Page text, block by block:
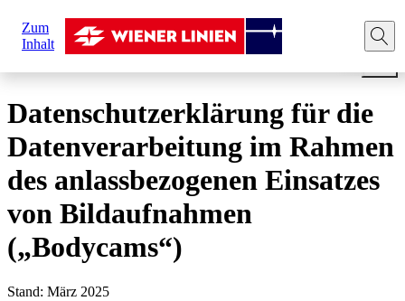
Zum
Inhalt
sind
hier:
Startseite Rechtliche Hinweise Datenschutz
Datenschutzerklärung für die
Datenverarbeitung im Rahmen
des anlassbezogenen Einsatzes
von Bildaufnahmen
(„Bodycams“)
Stand: März 2025